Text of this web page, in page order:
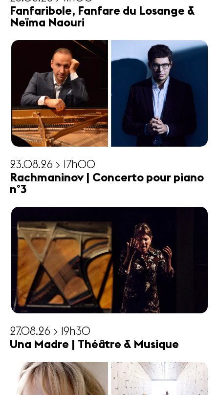
Fanfaribole, Fanfare du Losange &
Neïma Naouri
23.08.26 > 17h00
Rachmaninov | Concerto pour piano
n°3
27.08.26 > 19h30
Una Madre | Théâtre & Musique